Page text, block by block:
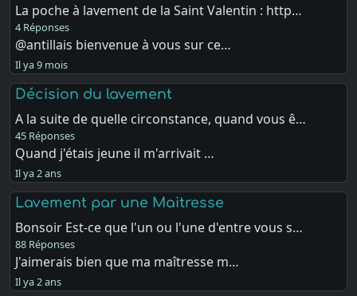
La poche à lavement de la Saint Valentin : http…
4 Réponses
@antillais bienvenue à vous sur ce…
Il ya 9 mois
Décision du lavement
A la suite de quelle circonstance, quand vous ê…
45 Réponses
Quand j'étais jeune il m'arrivait …
Il ya 2 ans
Lavement par une Maitresse
Bonsoir Est-ce que l'un ou l'une d'entre vous s…
88 Réponses
J'aimerais bien que ma maîtresse m…
Il ya 2 ans